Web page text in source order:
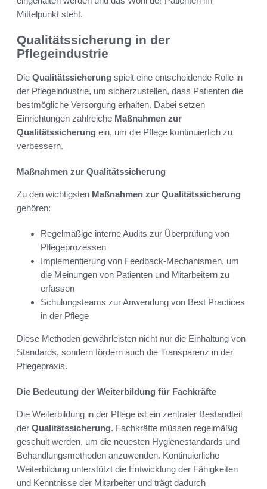
Mittelpunkt steht.
Qualitätssicherung in der
Pflegeindustrie
Die Qualitätssicherung spielt eine entscheidende Rolle in
der Pflegeindustrie, um sicherzustellen, dass Patienten die
bestmögliche Versorgung erhalten. Dabei setzen
Einrichtungen zahlreiche Maßnahmen zur
Qualitätssicherung ein, um die Pflege kontinuierlich zu
verbessern.
Maßnahmen zur Qualitätssicherung
Zu den wichtigsten Maßnahmen zur Qualitätssicherung
gehören:
Regelmäßige interne Audits zur Überprüfung von
Pflegeprozessen
Implementierung von Feedback-Mechanismen, um
die Meinungen von Patienten und Mitarbeitern zu
erfassen
Schulungsteams zur Anwendung von Best Practices
in der Pflege
Diese Methoden gewährleisten nicht nur die Einhaltung von
Standards, sondern fördern auch die Transparenz in der
Pflegepraxis.
Die Bedeutung der Weiterbildung für Fachkräfte
Die Weiterbildung in der Pflege ist ein zentraler Bestandteil
der Qualitätssicherung. Fachkräfte müssen regelmäßig
geschult werden, um die neuesten Hygienestandards und
Behandlungsmethoden anzuwenden. Kontinuierliche
Weiterbildung unterstützt die Entwicklung der Fähigkeiten
und Kenntnisse der Mitarbeiter und trägt dadurch